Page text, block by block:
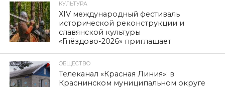
НОВОСТИ
Жители д. Бараново живут
целую неделю в квартирах с
мусором
Автор: admin
Опубликовано22.05.2019